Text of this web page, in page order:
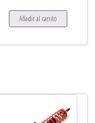
Añadir al carrito